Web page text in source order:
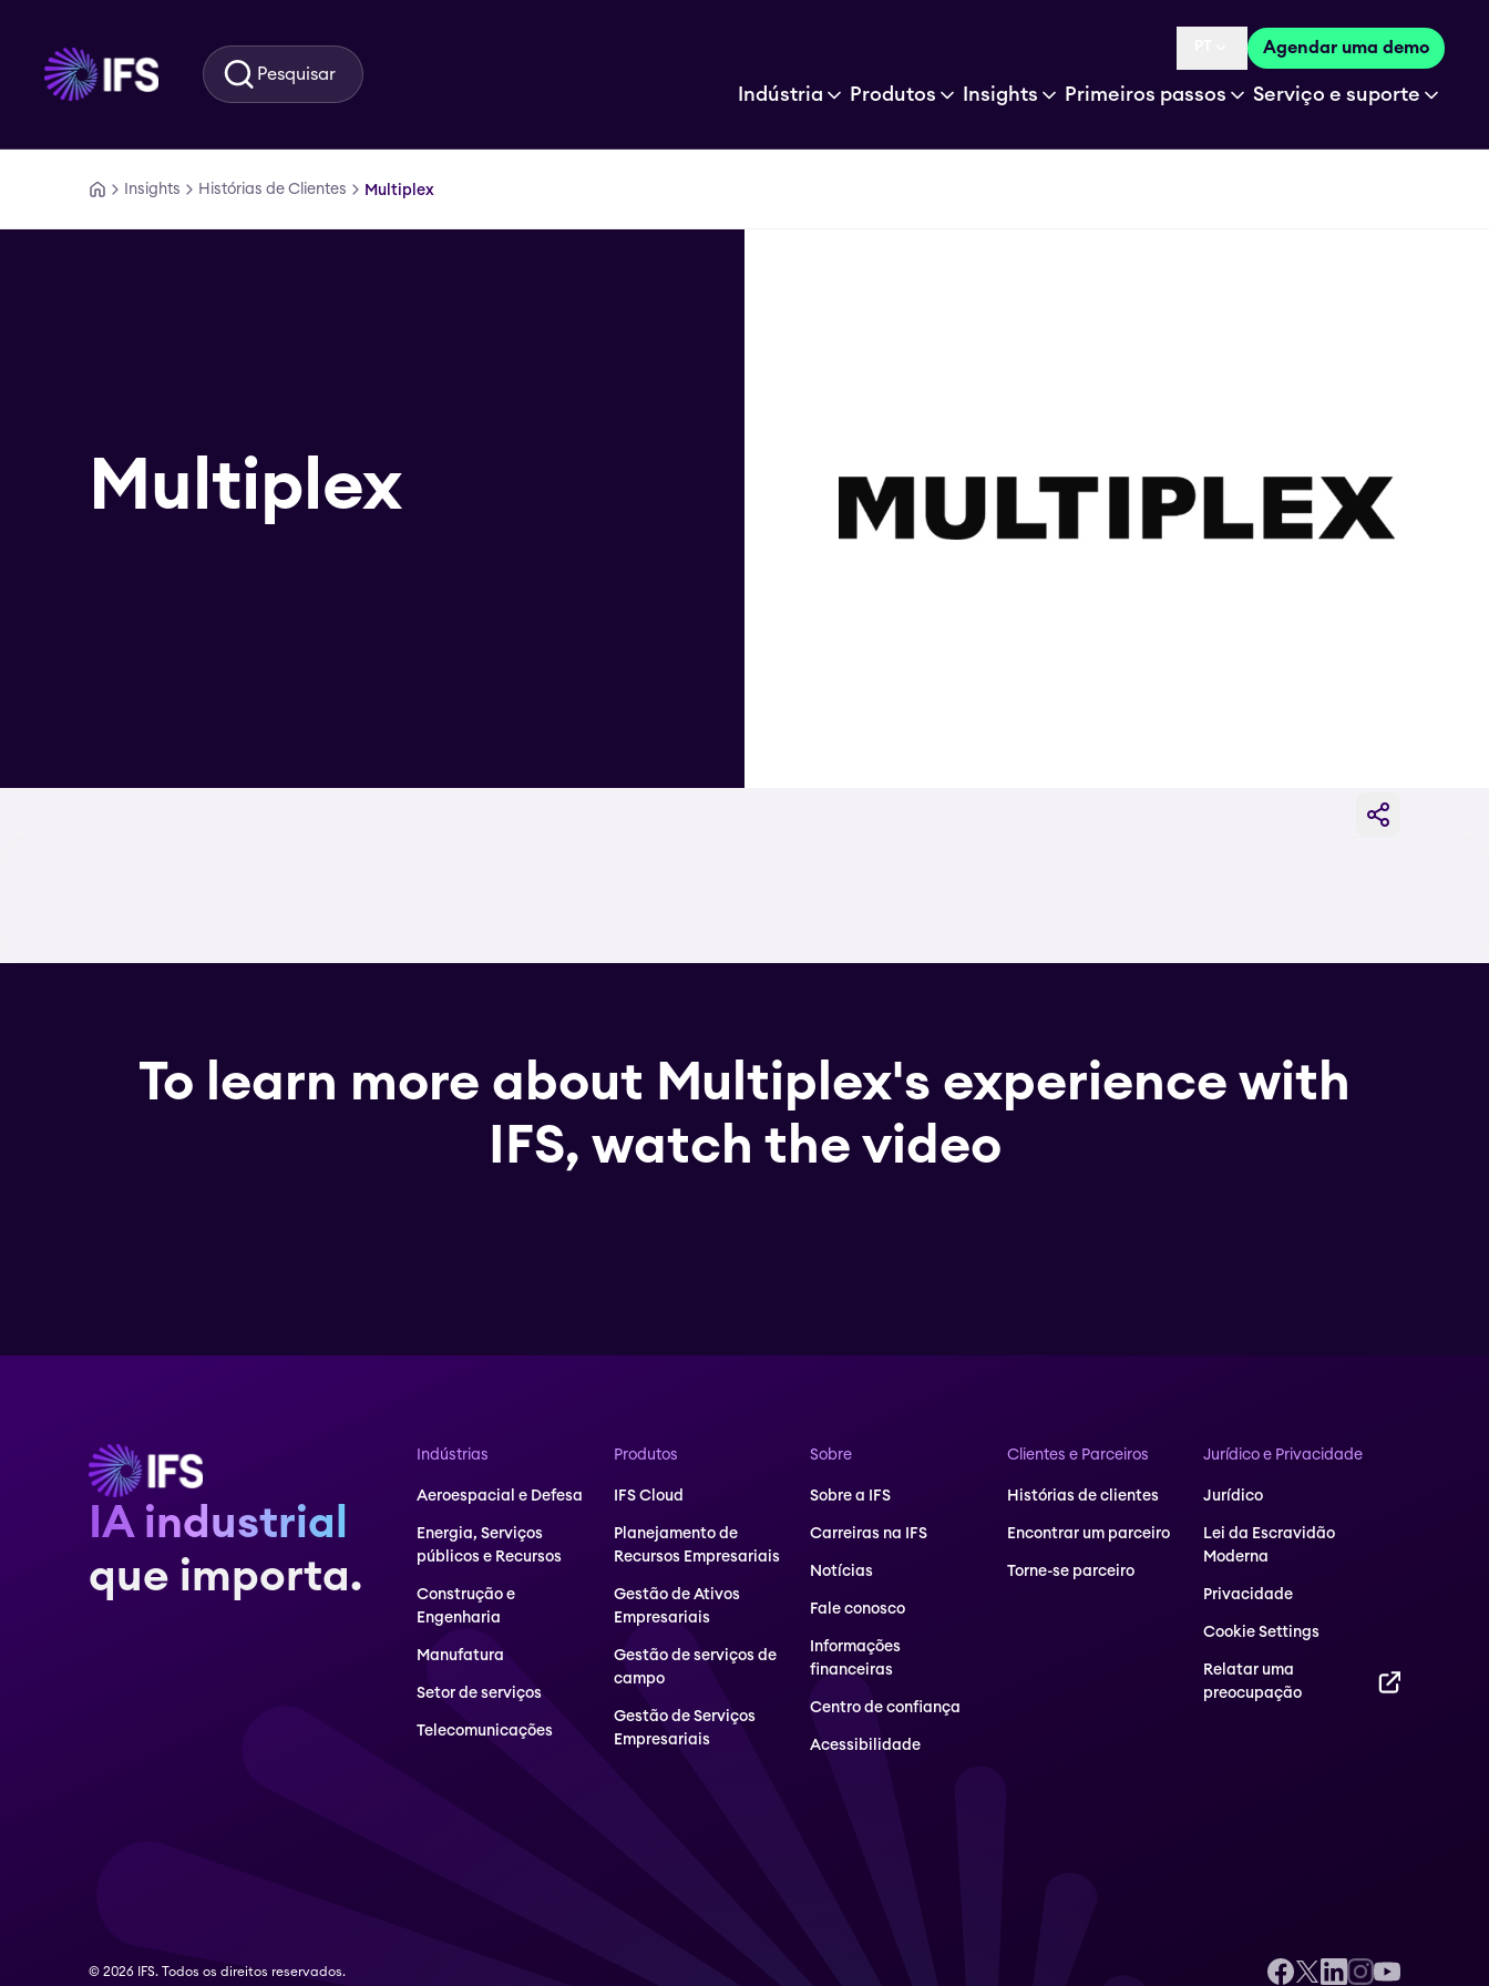
Ir para o conteúdo principal
Pesquisar
Language selected is
Agendar uma demo
Indústria Produtos Insights Primeiros passos Serviço e suporte
Insights Histórias de Clientes Multiplex
Multiplex
To learn more about Multiplex's experience with
IFS, watch the video
IA industrial
que importa.
Indústrias
Aeroespacial e Defesa
Energia, Serviços
públicos e Recursos
Construção e
Engenharia
Manufatura
Setor de serviços
Telecomunicações
Produtos
IFS Cloud
Planejamento de
Recursos Empresariais
Gestão de Ativos
Empresariais
Gestão de serviços de
campo
Gestão de Serviços
Empresariais
Sobre
Sobre a IFS
Carreiras na IFS
Notícias
Fale conosco
Informações
financeiras
Centro de confiança
Acessibilidade
Clientes e Parceiros
Histórias de clientes
Encontrar um parceiro
Torne-se parceiro
Jurídico e Privacidade
Jurídico
Lei da Escravidão
Moderna
Privacidade
Cookie Settings
Relatar uma
preocupação
© 2026 IFS. Todos os direitos reservados.